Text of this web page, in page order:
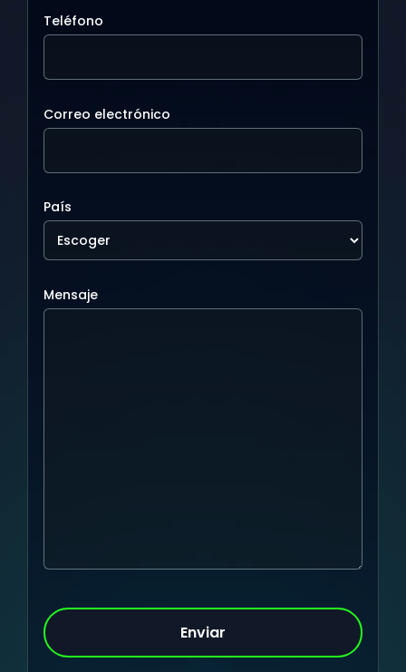
Teléfono
Correo electrónico
País
Mensaje